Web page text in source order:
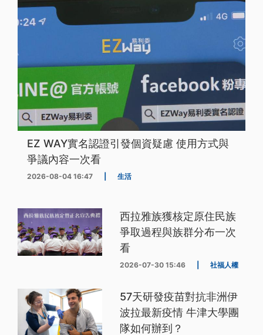
EZ WAY實名認證引發個資疑慮 使用方式與
爭議內容一次看
2026-08-04 16:47 生活
西拉雅族獲核定原住民族
爭取過程與族群分布一次
看
2026-07-30 15:46 社福人權
57天研發疫苗對抗非洲伊
波拉最新疫情 牛津大學團
隊如何辦到？